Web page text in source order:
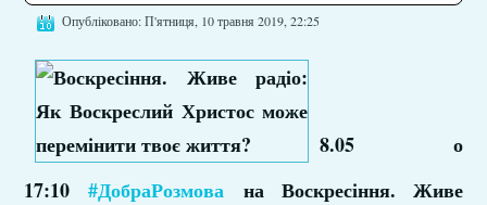
Опубліковано: П'ятниця, 10 травня 2019, 22:25
8.05 о
17:10#ДобраРозмова на Воскресіння. Живе